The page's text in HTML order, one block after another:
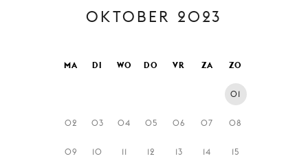
TICKETS &
ABONNEMENTEN
BEZOEK
DE
MUNT
OKTOBER 2023
MA DI WO DO VR ZA ZO
01
02 03 04 05 06 07 08
09 10 11 12 13 14 15